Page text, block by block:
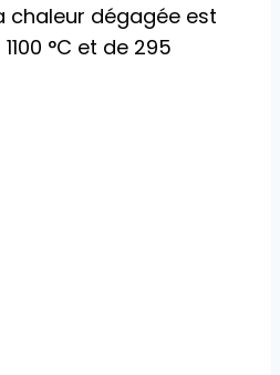
chaleur dégagée est
1100 °C et de 295